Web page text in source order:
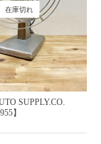
在庫切れ
SUPPLY.CO.
】